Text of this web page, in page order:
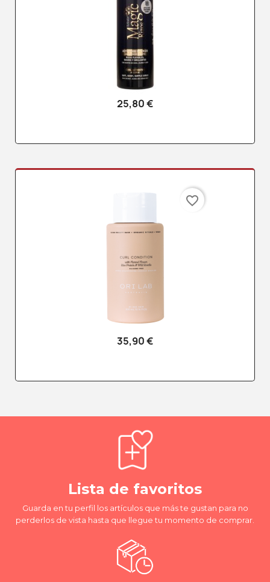
25,80 €
35,90 €
favorite_border
Lista de favoritos
Guarda en tu perfil los artículos que más te gustan para no
perderlos de vista hasta que llegue tu momento de comprar.